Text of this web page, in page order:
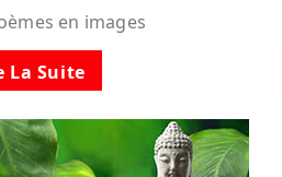
en images
La Suite